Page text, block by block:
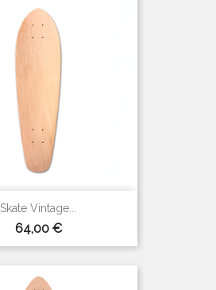
Skate Vintage...
Prix
64,00 €